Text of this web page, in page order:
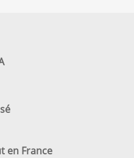
en France